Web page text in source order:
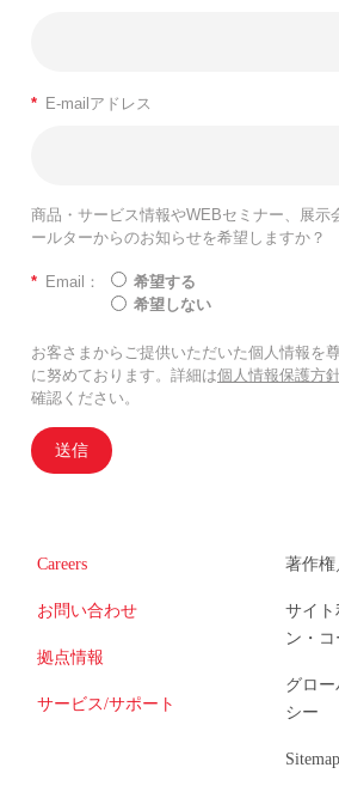
* E-mailアドレス
商品・サービス情報やWEBセミナー、展示
ールターからのお知らせを希望しますか？
* Email：
希望する
希望しない
お客さまからご提供いただいた個人情報を
に努めております。詳細は個人情報保護方
確認ください。
送信
Careers
お問い合わせ
拠点情報
サービス/サポート
著作
サイト
ン・
グロ
シー
Sitemap